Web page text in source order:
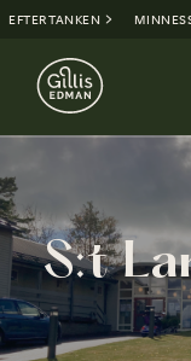
EFTERTANKEN
S:t